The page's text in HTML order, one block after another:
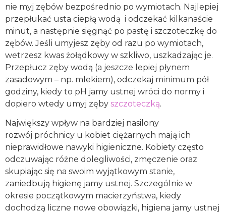
nie myj zębów bezpośrednio po wymiotach. Najlepiej
przepłukać usta ciepłą wodą i odczekać kilkanaście
minut, a następnie sięgnąć po pastę i szczoteczkę do
zębów. Jeśli umyjesz zęby od razu po wymiotach,
wetrzesz kwas żołądkowy w szkliwo, uszkadzając je.
Przepłucz zęby wodą (a jeszcze lepiej płynem
zasadowym – np. mlekiem), odczekaj minimum pół
godziny, kiedy to pH jamy ustnej wróci do normy i
dopiero wtedy umyj zęby szczoteczką.
Największy wpływ na bardziej nasilony
rozwój próchnicy u kobiet ciężarnych mają ich
nieprawidłowe nawyki higieniczne. Kobiety często
odczuwając różne dolegliwości, zmęczenie oraz
skupiając się na swoim wyjątkowym stanie,
zaniedbują higienę jamy ustnej. Szczególnie w
okresie początkowym macierzyństwa, kiedy
dochodzą liczne nowe obowiązki, higiena jamy ustnej